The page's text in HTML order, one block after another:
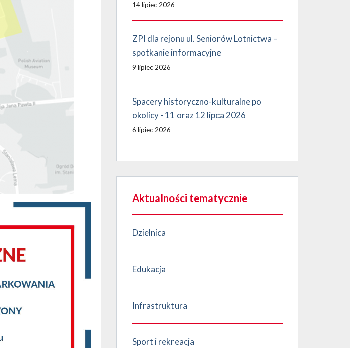
14 lipiec 2026
ZPI dla rejonu ul. Seniorów Lotnictwa –
spotkanie informacyjne
9 lipiec 2026
Spacery historyczno-kulturalne po
okolicy - 11 oraz 12 lipca 2026
6 lipiec 2026
Aktualności tematycznie
Dzielnica
Edukacja
Infrastruktura
Sport i rekreacja